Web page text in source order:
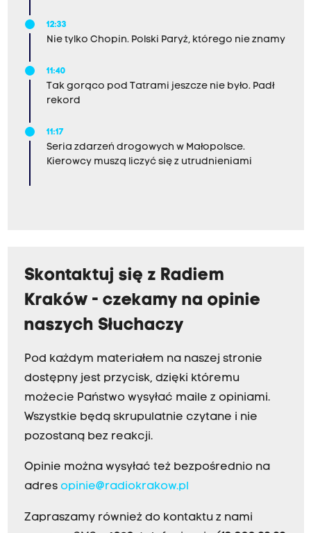
12:33
Nie tylko Chopin. Polski Paryż, którego nie znamy
11:40
Tak gorąco pod Tatrami jeszcze nie było. Padł
rekord
11:17
Seria zdarzeń drogowych w Małopolsce.
Kierowcy muszą liczyć się z utrudnieniami
Skontaktuj się z Radiem
Kraków - czekamy na opinie
naszych Słuchaczy
Pod każdym materiałem na naszej stronie
dostępny jest przycisk, dzięki któremu
możecie Państwo wysyłać maile z opiniami.
Wszystkie będą skrupulatnie czytane i nie
pozostaną bez reakcji.
Opinie można wysyłać też bezpośrednio na
adres opinie@radiokrakow.pl
Zapraszamy również do kontaktu z nami